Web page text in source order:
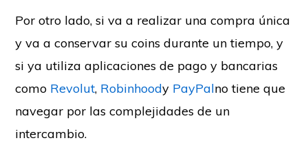
Por otro lado, si va a realizar una compra única
y va a conservar su coins durante un tiempo, y
si ya utiliza aplicaciones de pago y bancarias
como Revolut, Robinhoody PayPalno tiene que
navegar por las complejidades de un
intercambio.